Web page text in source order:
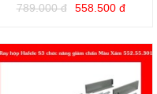
789.000 đ 558.500 đ